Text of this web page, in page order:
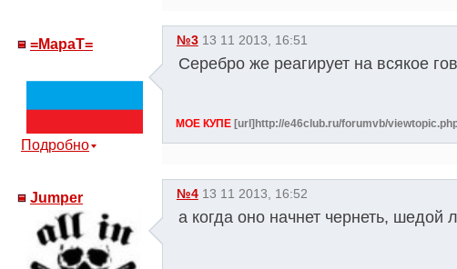
=MapaT=
Подробно
№3 13 11 2013, 16:51
Серебро же реагирует на всякое
МОЕ КУПЕ [url]http://e46club.ru/forumvb/
Jumper №4 13 11 2013, 16:52
а когда оно начнет чернеть, шедой